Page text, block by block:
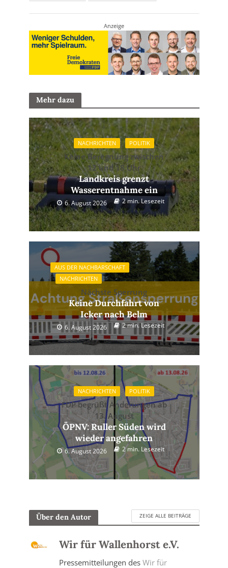
Anzeige
Mehr dazu
NACHRICHTEN POLITIK
Keine Beregnung zwischen
12 und 18 Uhr
Landkreis grenzt
Wasserentnahme ein
6. August 2026 2 min. Lesezeit
AUS DER NACHBARSCHAFT
NACHRICHTEN
Nächste Sperrung
Keine Durchfahrt von
Icker nach Belm
6. August 2026 2 min. Lesezeit
NACHRICHTEN POLITIK
FDP begrüßt Änderungen ab
13. August
ÖPNV: Ruller Süden wird
wieder angefahren
6. August 2026 2 min. Lesezeit
Über den Autor ZEIGE ALLE BEITRÄGE
Wir für Wallenhorst e.V.
Pressemitteilungen des Wir für